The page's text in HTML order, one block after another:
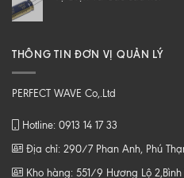
THÔNG TIN ĐƠN VỊ QUẢN LÝ
PERFECT WAVE Co,.Ltd
Hotline: 0913 14 17 33
Địa chỉ: 290/7 Phan Anh, Phú
Kho hàng: 551/9 Hương Lộ 2,Bình